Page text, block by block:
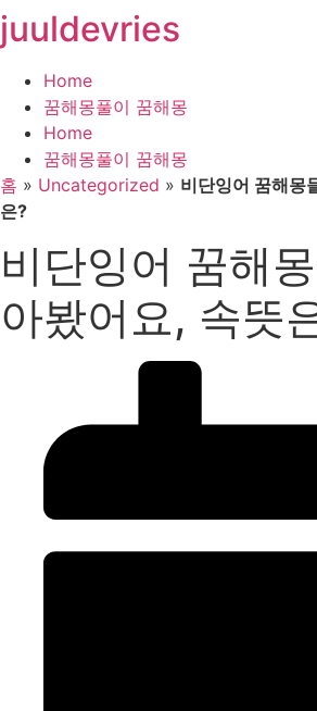
콘
텐
뛰
기
juuldevries
Home
꿈해몽풀이 꿈해몽
Home
꿈해몽풀이 꿈해몽
홈 » Uncategorized » 비단잉어 꿈해몽
은?
비단잉어 꿈해
아봤어요, 속뜻